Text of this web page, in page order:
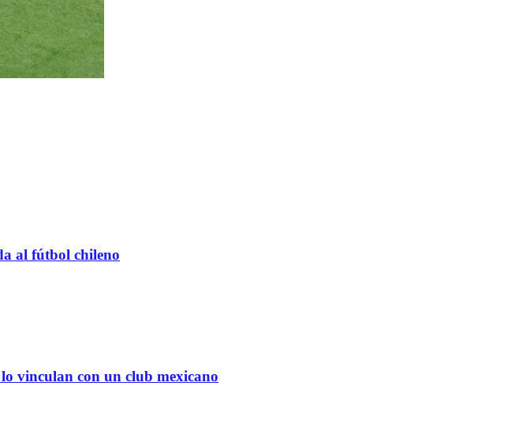
al fútbol chileno
vinculan con un club mexicano